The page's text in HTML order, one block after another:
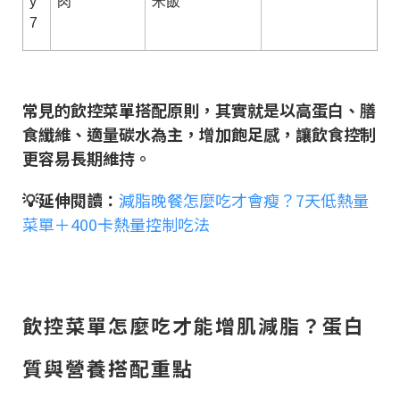
7
常見的飲控菜單搭配原則，其實就是以高蛋白、膳
食纖維、適量碳水為主，增加飽足感，讓飲食控制
更容易長期維持。
💡延伸閱讀： 減脂晚餐怎麼吃才會瘦？7天低熱量
菜單＋400卡熱量控制吃法
飲控菜單怎麼吃才能增肌減脂？蛋白
質與營養搭配重點